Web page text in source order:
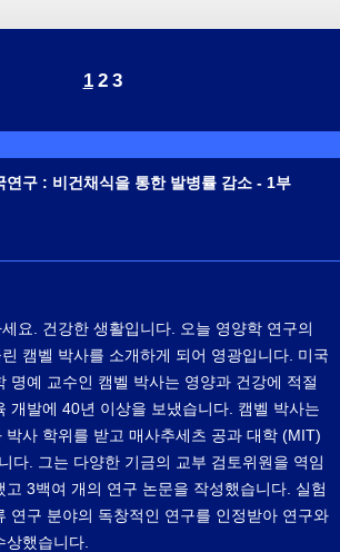
1 2 3
연구 : 비건채식을 통한 발병률 감소 - 1부
요. 건강한 생활입니다. 오늘 영양학 연구의
캠벨 박사를 소개하게 되어 영광입니다. 미국
명예 교수인 캠벨 박사는 영양과 건강에 적절
개발에 40년 이상을 보냈습니다. 캠벨 박사는
박사 학위를 받고 매사추세츠 공과 대학 (MIT)
다. 그는 다양한 기금의 교부 검토위원을 역임
고 3백여 개의 연구 논문을 작성했습니다. 실험
연구 분야의 독창적인 연구를 인정받아 연구와
했습니다.